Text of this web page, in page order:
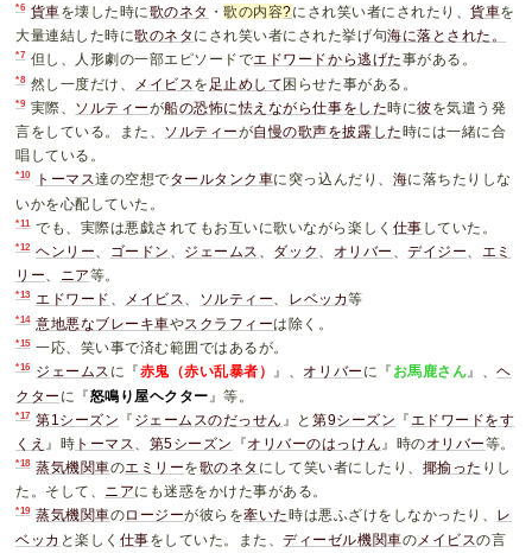
*6 貨車を壊した時に歌のネタ ・歌の内容?にされ笑い者にされたり、貨車を
大量連結した時に歌のネタ にされ笑い者にされた挙げ句海に落とされた。
*7 但し、人形劇の一部エピソードでエドワードから逃げた事がある。
*8 然し一度だけ、 メイビス を 足止めして 困らせた事がある。
*9 実際、 ソルティーが船の恐怖に怯えながら仕事をした時に彼を気遣う発
言をしている。また、 ソルティーが自慢の歌声を披露した 時には一緒に合
唱している。
*10 トーマス達の空想でタールタンク車に突っ込んだり、 海に落ちたりしな
いかを心配していた。
*11 でも、実際は悪戯されてもお互いに歌いながら楽しく 仕事 していた。
*12 ヘンリー ゴードン ジェームス ダック オリバー 、デイジー
エミ
リー
ニア等。
*13 エドワード 、 メイビス、 ソルティー、 レベッカ等
*14 意地悪なブレーキ車やスクラフィーは除く。
*15 一応、笑い事で済む範囲ではあるが。
*16 ジェームス に『赤鬼（赤い乱暴者） 』、 オリバー に『 お馬鹿さん』、ヘ
クター に『怒鳴り屋ヘクター 』等。
*17 第1シーズン 『 ジェームスのだっせん 』と 第9シーズン 『 エドワードをす
くえ 』時 トーマス 第5シーズン 『オリバーのはっけん 』時のオリバー等。
*18 蒸気機関車のエミリーを歌のネタ にして笑い者にしたり、 揶揄った りし
た。そして、
ニアにも迷惑をかけた事がある。
*19 蒸気機関車のロージーが彼らを牽いた時は悪ふざけをしなかったり、 レ
ベッカ と楽しく 仕事をしていた。また、ディーゼル機関車の メイビスの言